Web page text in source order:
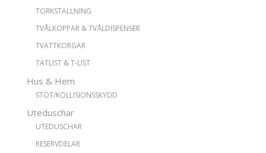
TORKSTÄLLNING
TVÅLKOPPAR & TVÅLDISPENSER
TVÄTTKORGAR
TÄTLIST & T-LIST
Hus & Hem
STÖT/KOLLISIONSSKYDD
Uteduschar
UTEDUSCHAR
RESERVDELAR